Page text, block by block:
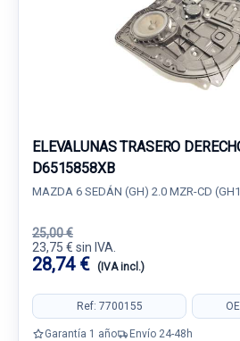
ELEVALUNAS TRASERO
D6515858XB
MAZDA 6 SEDÁN (GH) 2.0 MZR-CD
25,00 €
23,75 € sin IVA.
28,74 € (IVA incl.)
Ref: 7700155
Garantía 1 año Envío 24-48h